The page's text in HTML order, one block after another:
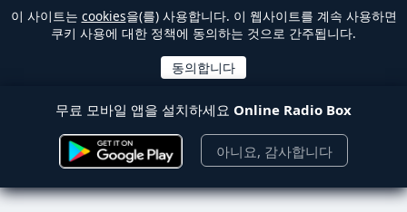
이 사이트는 cookies을(를) 사용합니다. 이 웹사이트를 계속 사용하면
쿠키 사용에 대한 정책에 동의하는 것으로 간주됩니다.
무료 모바일 앱을 설치하세요 Online Radio Box
아니요, 감사합니다